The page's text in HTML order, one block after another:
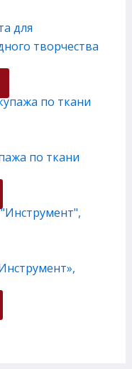
для
творчества
по ткани